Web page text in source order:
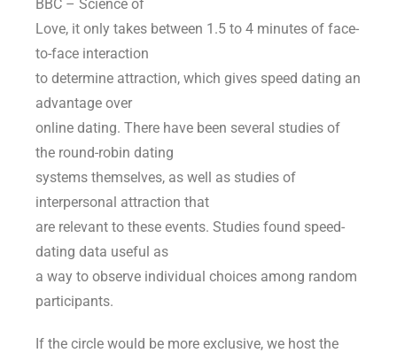
BBC – Science of
Love, it only takes between 1.5 to 4 minutes of face-
to-face interaction
to determine attraction, which gives speed dating an
advantage over
online dating. There have been several studies of
the round-robin dating
systems themselves, as well as studies of
interpersonal attraction that
are relevant to these events. Studies found speed-
dating data useful as
a way to observe individual choices among random
participants.
If the circle would be more exclusive, we host the